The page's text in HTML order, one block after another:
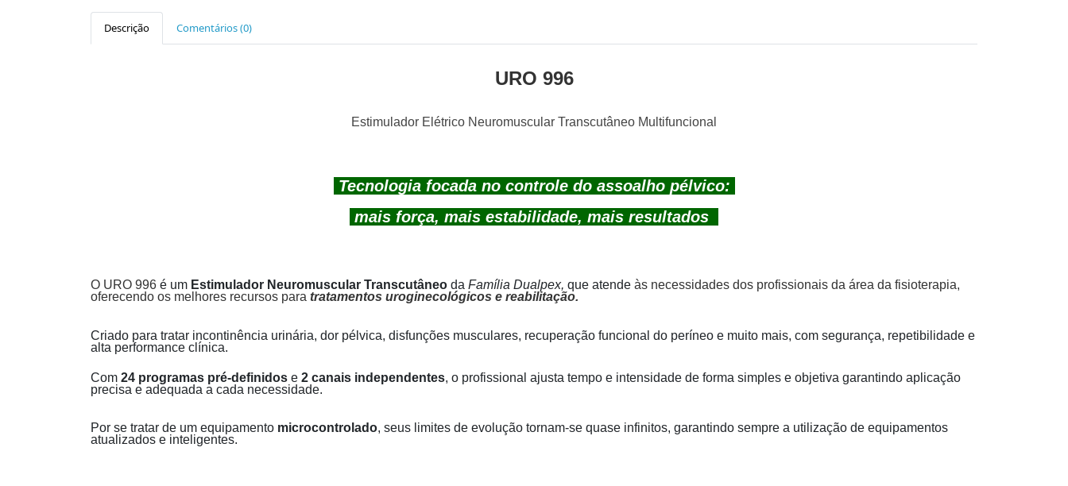
Descrição Comentários (0)
URO 996
Estimulador Elétrico Neuromuscular Transcutâneo Multifuncional
Tecnologia focada no controle do assoalho pélvico:
mais força, mais estabilidade, mais resultados
O URO 996 é um Estimulador Neuromuscular Transcutâneo da Família Dualpex, que atende às necessidades dos profissionais da área da fisioterapia,
oferecendo os melhores recursos para tratamentos uroginecológicos e reabilitação.
Criado para tratar incontinência urinária, dor pélvica, disfunções musculares, recuperação funcional do períneo e muito mais, com segurança, repetibilidade e
alta performance clínica.
Com 24 programas pré-definidos e 2 canais independentes, o profissional ajusta tempo e intensidade de forma simples e objetiva garantindo aplicação
precisa e adequada a cada necessidade.
Por se tratar de um equipamento microcontrolado, seus limites de evolução tornam-se quase infinitos, garantindo sempre a utilização de equipamentos
atualizados e inteligentes.